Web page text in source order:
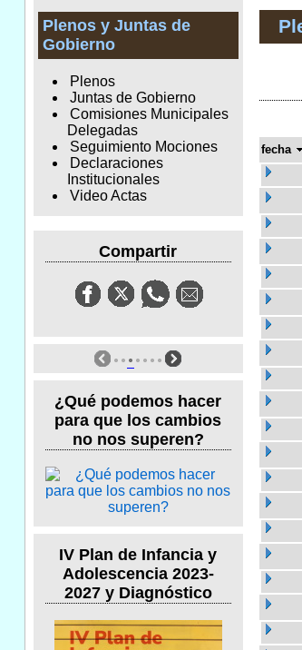
Plenos y Juntas de
Gobierno
Plenos
Juntas de Gobierno
Comisiones Municipales
Delegadas
Seguimiento Mociones
Declaraciones
Institucionales
Video Actas
Compartir
¿Qué podemos hacer
para que los cambios
no nos superen?
IV Plan de Infancia y
Adolescencia 2023-
2027 y Diagnóstico
fecha